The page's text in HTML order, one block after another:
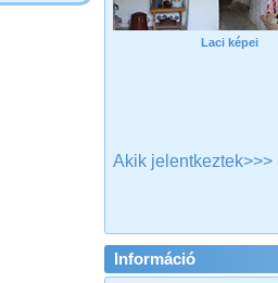
Laci képei
Akik jelentkeztek>>>
Információ